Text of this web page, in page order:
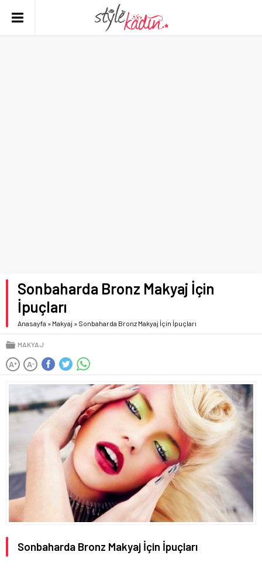
Sonbaharda Bronz Makyaj İçin
İpuçları
Anasayfa » Makyaj » Sonbaharda Bronz Makyaj İçin İpuçları
MAKYAJ
A+ A-
Sonbaharda Bronz Makyaj İçin İpuçları